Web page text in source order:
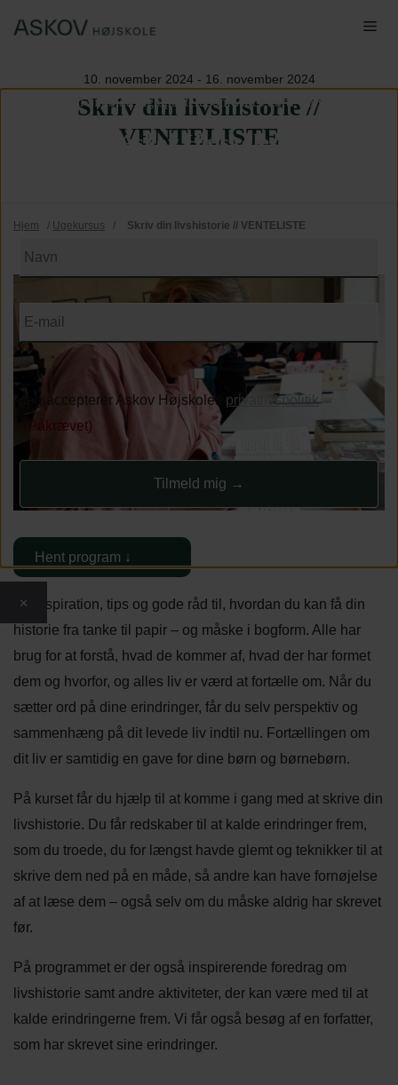
10. november 2024 - 16. november 2024
Skriv din livshistorie //
VENTELISTE
Hjem / Ugekursus / Skriv din livshistorie // VENTELISTE
Hent program ↓
Få inspiration, tips og gode råd til, hvordan du kan få din
historie fra tanke til papir – og måske i bogform. Alle har
brug for at forstå, hvad de kommer af, hvad der har formet
dem og hvorfor, og alles liv er værd at fortælle om. Når du
sætter ord på dine erindringer, får du selv perspektiv og
sammenhæng på dit levede liv indtil nu. Fortællingen om
dit liv er samtidig en gave for dine børn og børnebørn.
På kurset får du hjælp til at komme i gang med at skrive din
livshistorie. Du får redskaber til at kalde erindringer frem,
som du troede, du for længst havde glemt og teknikker til at
skrive dem ned på en måde, så andre kan have fornøjelse
af at læse dem – også selv om du måske aldrig har skrevet
før.
På programmet er der også inspirerende foredrag om
livshistorie samt andre aktiviteter, der kan være med til at
kalde erindringerne frem. Vi får også besøg af en forfatter,
som har skrevet sine erindringer.
Skal vi holde dig opdateret om vores korte kurser?
Tilmeld dig Askov Højskoles nyhedsbrev
Navn (Påkrævet)
E-
mail
(Påkrævet)
Vilkår
betingelser
(Påkrævet)
Jeg accepterer Askov Højskoles privatlivspolitik
(Påkrævet)
×